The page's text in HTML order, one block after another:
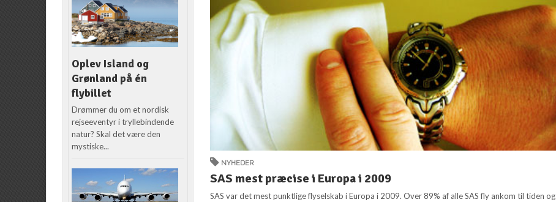
NYHEDER
SAS mest præcise i Europa i 2009
SAS var det mest punktlige flyselskab i Europa i 2009. Over 89% af alle SAS fly ankom til tiden og
Oplev Island og
Grønland på én
flybillet
Drømmer du om et nordisk
rejseeventyr i tryllebindende
natur? Skal det være den
mystiske...